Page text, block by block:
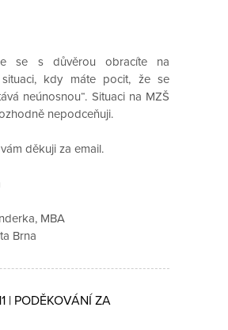
se s důvěrou obracíte na
kdy máte pocit, že se
neúnosnou“. Situaci na MZŠ
nepodceňuji.
děkuji za email.
MBA
Brna
| PODĚKOVÁNÍ ZA